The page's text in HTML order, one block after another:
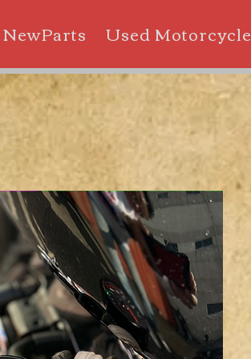
NewParts Used Motorcycle